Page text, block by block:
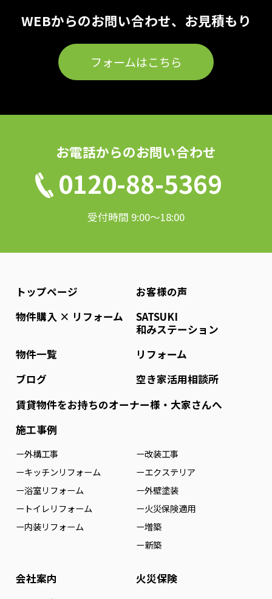
WEBからのお問い合わせ、お見積もり
フォームはこちら
お電話からのお問い合わせ
0120-88-5369
受付時間 9:00〜18:00
トップページ
お客様の声
物件購入 × リフォーム
SATSUKI
和みステーション
物件一覧
リフォーム
ブログ
空き家活用相談所
賃貸物件をお持ちのオーナー様・大家さんへ
施工事例
ー外構工事
ーキッチンリフォーム
ー浴室リフォーム
ートイレリフォーム
ー内装リフォーム
ー改装工事
ーエクステリア
ー外壁塗装
ー火災保険適用
ー増築
ー新築
会社案内
火災保険